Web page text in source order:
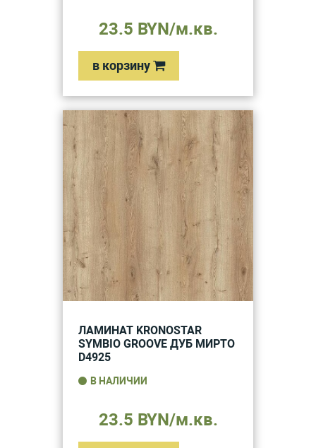
23.5 BYN/м.кв.
в корзину
ЛАМИНАТ KRONOSTAR
SYMBIO GROOVE ДУБ МИРТО
D4925
В НАЛИЧИИ
23.5 BYN/м.кв.